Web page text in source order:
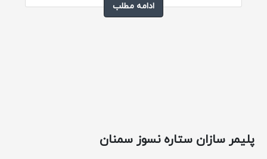
ادامه مطلب
پلیمر سازان ستاره نسوز سمنان